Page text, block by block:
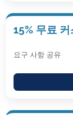
15% 무료
요구 사항 공유